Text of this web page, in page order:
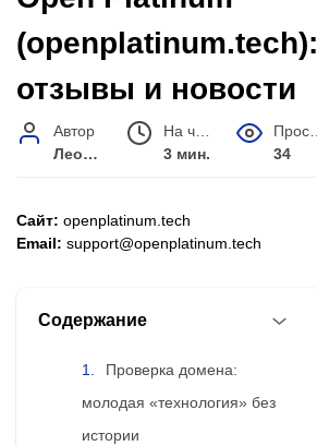
(openplatinum.tech):
отзывы и новости
Автор
Леонид Малышев
3 мин.
34
Сайт: openplatinum.tech
Email: support@openplatinum.tech
Содержание
Проверка домена:
молодая «технология» без
истории